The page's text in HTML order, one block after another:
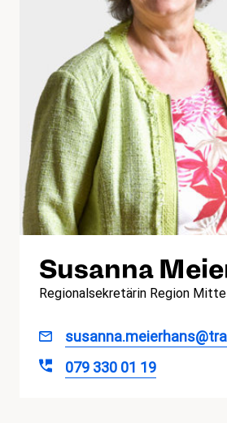
Susanna
Regionalsekretärin Region Mitte
079 330 01 19